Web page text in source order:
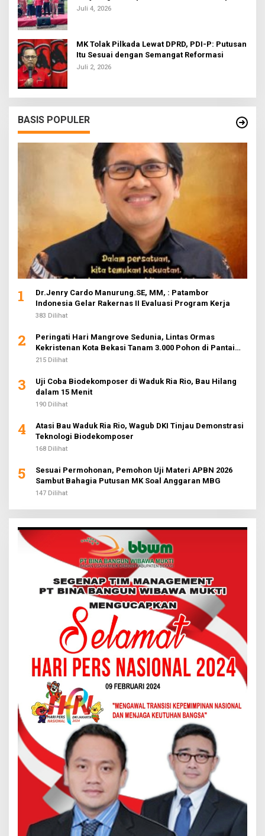
Bola U-20
Juli 4, 2026
MK Tolak Pilkada Lewat DPRD, PDI-P: Putusan
Itu Sesuai dengan Semangat Reformasi
Juli 2, 2026
BASIS POPULER
1
Dr.Jenry Cardo Manurung.SE, MM, : Patambor
Indonesia Gelar Rakernas II Evaluasi Program Kerja
383 Dilihat
2
Peringati Hari Mangrove Sedunia, Lintas Ormas
Kekristenan Kota Bekasi Tanam 3.000 Pohon di Pantai
Sederhana
215 Dilihat
3
Uji Coba Biodekomposer di Waduk Ria Rio, Bau Hilang
dalam 15 Menit
190 Dilihat
4
Atasi Bau Waduk Ria Rio, Wagub DKI Tinjau Demonstrasi
Teknologi Biodekomposer
168 Dilihat
5
Sesuai Permohonan, Pemohon Uji Materi APBN 2026
Sambut Bahagia Putusan MK Soal Anggaran MBG
147 Dilihat